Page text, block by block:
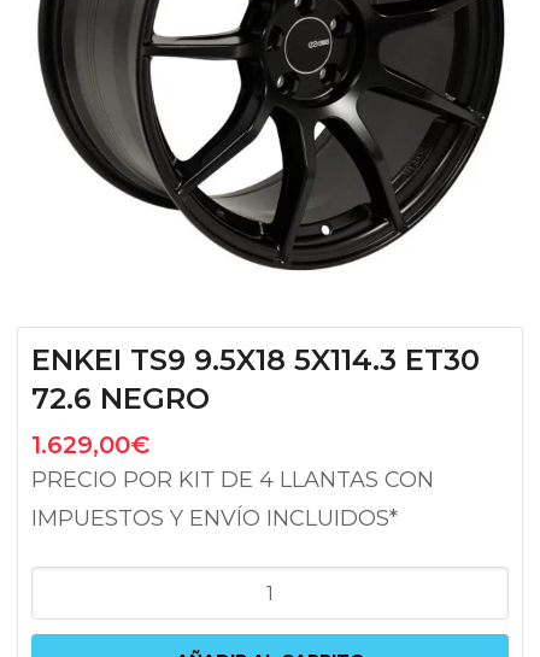
ENKEI TS9 9.5X18 5X114.3 ET30
72.6 NEGRO
1.629,00€
PRECIO POR KIT DE 4 LLANTAS CON
IMPUESTOS Y ENVÍO INCLUIDOS*
TS9